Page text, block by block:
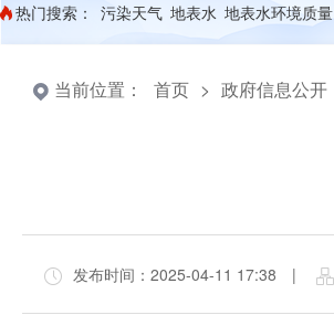
热门搜索： 污染天气 地表水 地表水环境质量
当前位置： 首页 > 政府信息公开
发布时间：2025-04-11 17:38 |